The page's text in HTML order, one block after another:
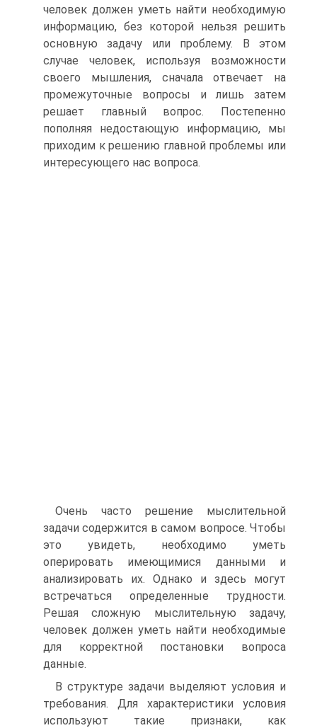
человек должен уметь найти необходимую
информацию, без которой нельзя решить
основную задачу или проблему. В этом
случае человек, используя возможности
своего мышления, сначала отвечает на
промежуточные вопросы и лишь затем
решает главный вопрос. Постепенно
пополняя недостающую информацию, мы
приходим к решению главной проблемы или
интересующего нас вопроса.
Очень часто решение мыслительной
задачи содержится в самом вопросе. Чтобы
это увидеть, необходимо уметь
оперировать имеющимися данными и
анализировать их. Однако и здесь могут
встречаться определенные трудности.
Решая сложную мыслительную задачу,
человек должен уметь найти необходимые
для корректной постановки вопроса
данные.
В структуре задачи выделяют условия и
требования. Для характеристики условия
используют такие признаки, как